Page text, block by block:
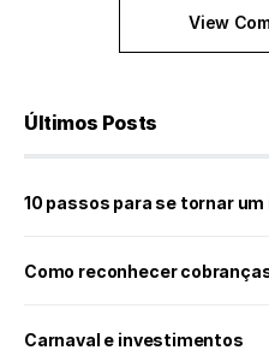
View
Últimos Posts
10 passos para se tornar
Como reconhecer
Carnaval e investimentos